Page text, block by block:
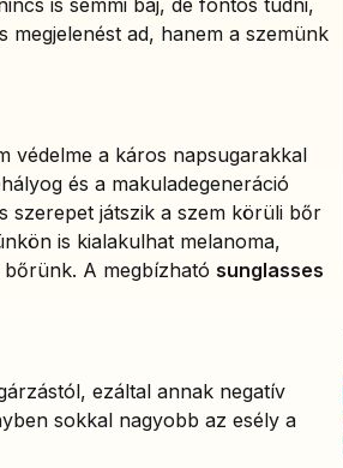
is semmi baj, de fontos tudni,
ad, hanem a szemünk
védelme a káros napsugarakkal
és a makuladegeneráció
szerepet játszik a szem körüli bőr
is kialakulhat melanoma,
A megbízható sunglasses
ezáltal annak negatív
sokkal nagyobb az esély a